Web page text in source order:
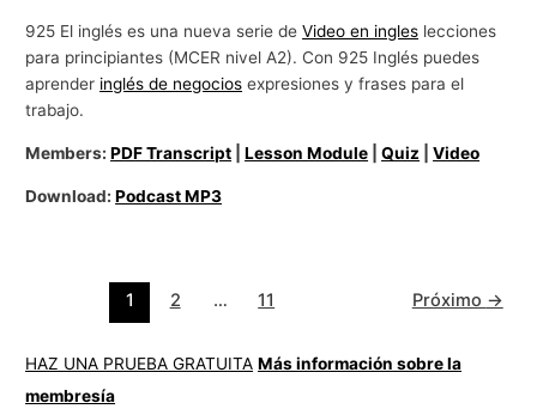
925 El inglés es una nueva serie deVideo en ingles lecciones
para principiantes (MCER nivel A2). Con 925 Inglés puedes
aprender inglés de negocios expresiones y frases para el
trabajo.
Members:PDF Transcript |Lesson Module |Quiz |Video
Download:Podcast MP3
1 2 … 11 Próximo →
HAZ UNA PRUEBA GRATUITA Más información sobre la
membresía